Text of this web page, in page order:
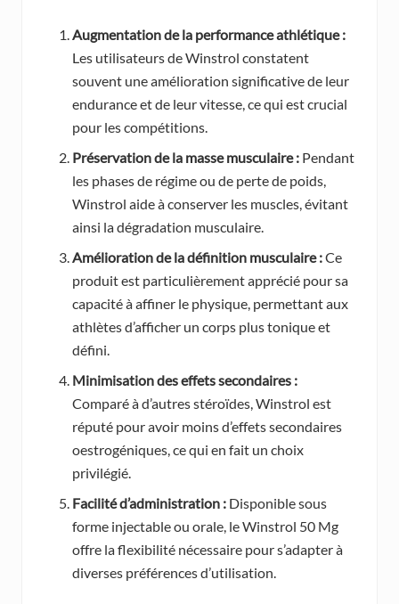
Augmentation de la performance athlétique :
Les utilisateurs de Winstrol constatent
souvent une amélioration significative de leur
endurance et de leur vitesse, ce qui est crucial
pour les compétitions.
Préservation de la masse musculaire : Pendant
les phases de régime ou de perte de poids,
Winstrol aide à conserver les muscles, évitant
ainsi la dégradation musculaire.
Amélioration de la définition musculaire :Ce
produit est particulièrement apprécié pour sa
capacité à affiner le physique, permettant aux
athlètes d’afficher un corps plus tonique et
défini.
Minimisation des effets secondaires :
Comparé à d’autres stéroïdes, Winstrol est
réputé pour avoir moins d’effets secondaires
oestrogéniques, ce qui en fait un choix
privilégié.
Facilité d’administration : Disponible sous
forme injectable ou orale, le Winstrol 50 Mg
offre la flexibilité nécessaire pour s’adapter à
diverses préférences d’utilisation.